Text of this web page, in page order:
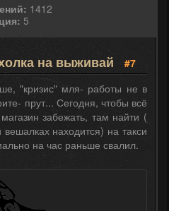
1412
5
на выживай
#7
"кризис" мля- работы не в
прут... Сегодня, чтобы всё
забежать, там найти (
находится) на такси
на час раньше свалил.